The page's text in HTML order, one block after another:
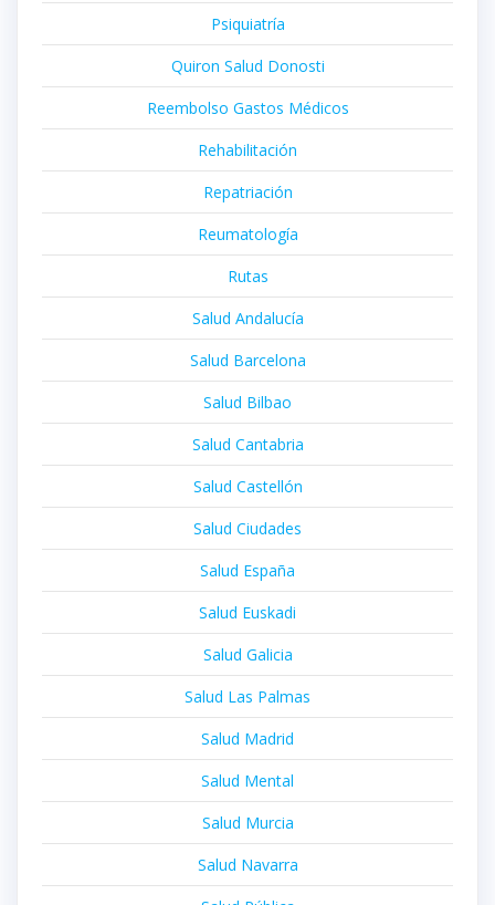
Psiquiatría
Quiron Salud Donosti
Reembolso Gastos Médicos
Rehabilitación
Repatriación
Reumatología
Rutas
Salud Andalucía
Salud Barcelona
Salud Bilbao
Salud Cantabria
Salud Castellón
Salud Ciudades
Salud España
Salud Euskadi
Salud Galicia
Salud Las Palmas
Salud Madrid
Salud Mental
Salud Murcia
Salud Navarra